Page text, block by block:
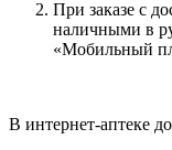
При заказе с
наличными в
«Мобильный
В интернет-аптеке